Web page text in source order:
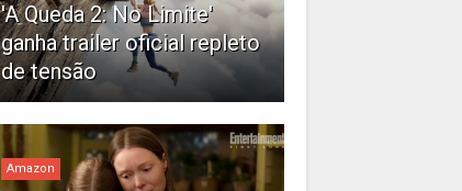
'A Queda 2: No Limite'
ganha trailer oficial repleto
de tensão
Amazon